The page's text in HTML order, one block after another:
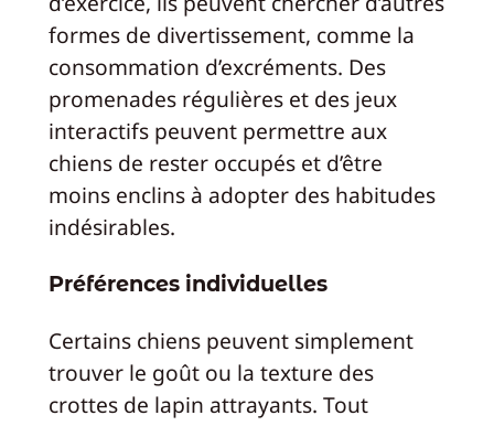
formes de divertissement, comme la
consommation d’excréments. Des
promenades régulières et des jeux
interactifs peuvent permettre aux
chiens de rester occupés et d’être
moins enclins à adopter des habitudes
indésirables.
Préférences individuelles
Certains chiens peuvent simplement
trouver le goût ou la texture des
crottes de lapin attrayants. Tout